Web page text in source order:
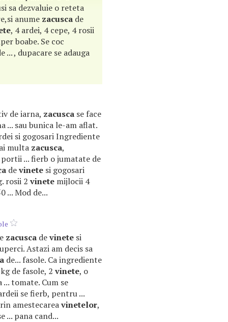
sa dezvaluie o reteta
anume zacusca de
, 4 ardei, 4 cepe, 4 rosii
boabe. Se coc
... , dupacare se adauga
de iarna, zacusca se face
... sau bunica le-am aflat.
si gogosari Ingrediente
multa zacusca,
... fierb o jumatate de
devinete si gogosari
rosii 2 vinete mijlocii 4
... Mod de...
zacusca devinete si
Astazi am decis sa
de... fasole. Ca ingrediente
de fasole, 2 vinete, o
tomate. Cum se
se fierb, pentru ...
amestecareavinetelor,
... pana cand...